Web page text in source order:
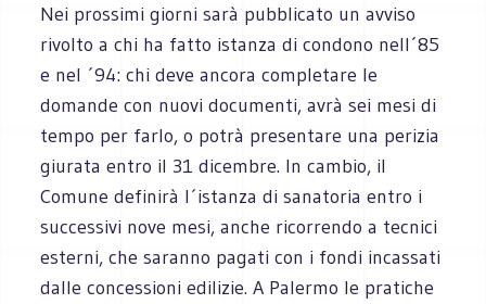
Nei prossimi giorni sarà pubblicato un avviso
rivolto a chi ha fatto istanza di condono nell´85
e nel ´94: chi deve ancora completare le
domande con nuovi documenti, avrà sei mesi di
tempo per farlo, o potrà presentare una perizia
giurata entro il 31 dicembre. In cambio, il
Comune definirà l´istanza di sanatoria entro i
successivi nove mesi, anche ricorrendo a tecnici
esterni, che saranno pagati con i fondi incassati
dalle concessioni edilizie. A Palermo le pratiche